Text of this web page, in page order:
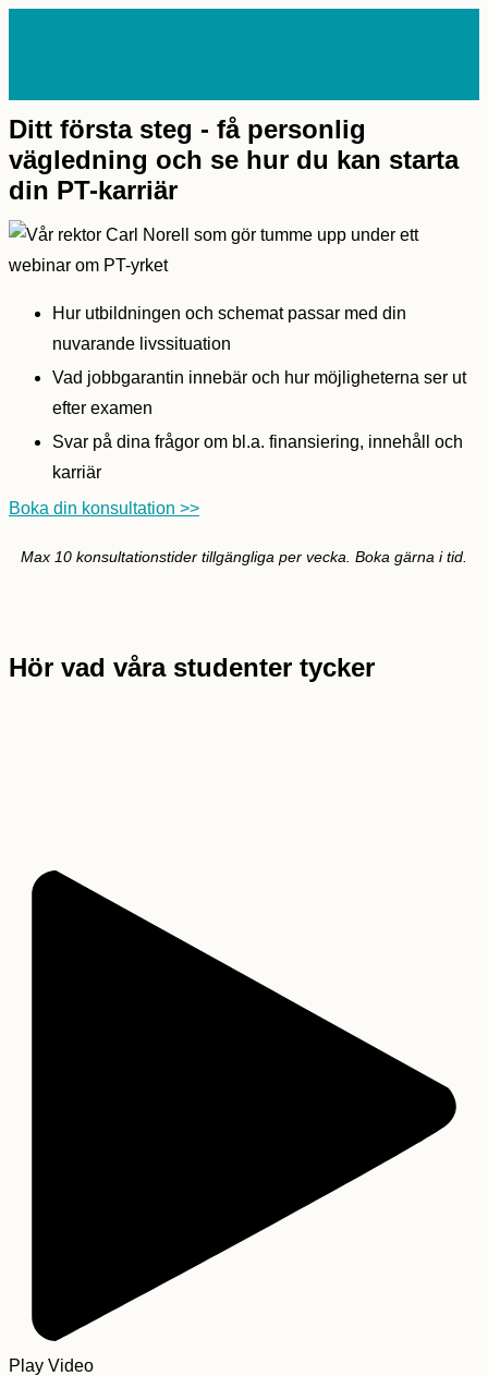
HUVUDMENY
Ditt första steg - få personlig
vägledning och se hur du kan starta
din PT-karriär
Hur utbildningen och schemat passar med din
nuvarande livssituation
Vad jobbgarantin innebär och hur möjligheterna ser ut
efter examen
Svar på dina frågor om bl.a. finansiering, innehåll och
karriär
Boka din konsultation >>
Max 10 konsultationstider tillgängliga per vecka. Boka gärna i tid.
Hör vad våra studenter tycker
Play Video